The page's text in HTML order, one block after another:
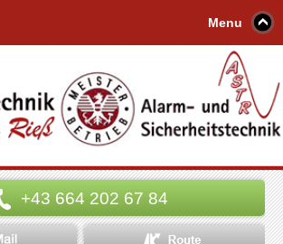
Menu
+43 664 202 67 84